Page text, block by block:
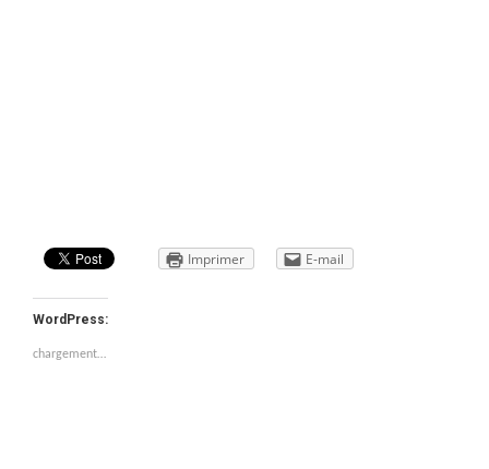
Imprimer E-mail
WordPress:
chargement…